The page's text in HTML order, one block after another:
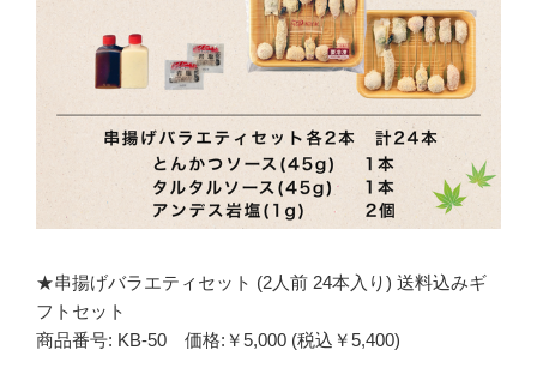
★串揚げバラエティセット (2人前 24本入り) 送料込みギ
フトセット
商品番号: KB-50 価格:￥5,000 (税込￥5,400)